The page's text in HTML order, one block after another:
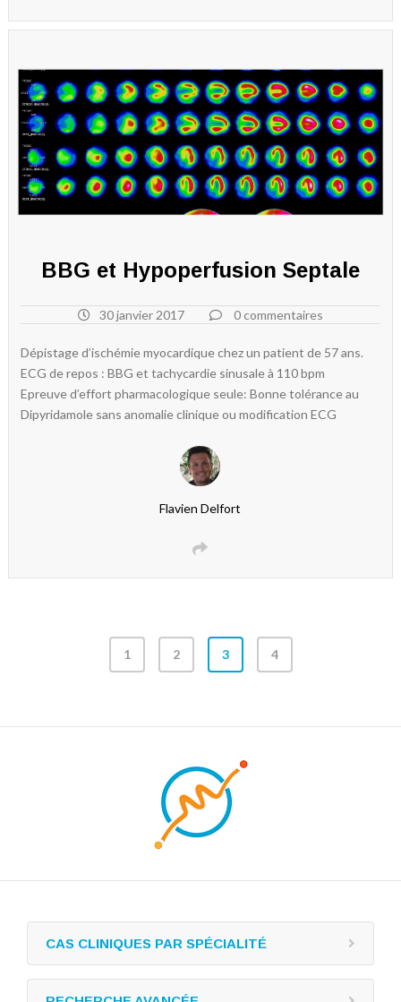
BBG et Hypoperfusion Septale
30 janvier 2017 0 commentaires
Dépistage d’ischémie myocardique chez un patient de 57 ans.
ECG de repos : BBG et tachycardie sinusale à 110 bpm
Epreuve d’effort pharmacologique seule: Bonne tolérance au
Dipyridamole sans anomalie clinique ou modification ECG
Flavien Delfort
1 2 3 4
CAS CLINIQUES PAR SPÉCIALITÉ